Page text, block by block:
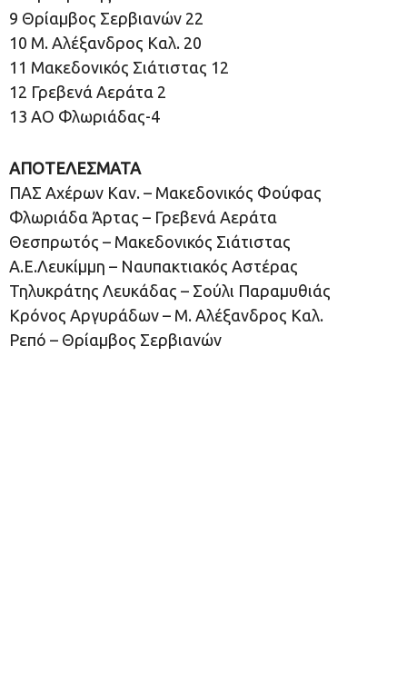
9 Θρίαμβος Σερβιανών 22
10 Μ. Αλέξανδρος Καλ. 20
11 Μακεδονικός Σιάτιστας 12
12 Γρεβενά Αεράτα 2
13 ΑΟ Φλωριάδας-4
ΑΠΟΤΕΛΕΣΜΑΤΑ
ΠΑΣ Αχέρων Καν. – Μακεδονικός Φούφας
Φλωριάδα Άρτας – Γρεβενά Αεράτα
Θεσπρωτός – Μακεδονικός Σιάτιστας
Α.Ε.Λευκίμμη – Ναυπακτιακός Αστέρας
Τηλυκράτης Λευκάδας – Σούλι Παραμυθιάς
Κρόνος Αργυράδων – Μ. Αλέξανδρος Καλ.
Ρεπό – Θρίαμβος Σερβιανών